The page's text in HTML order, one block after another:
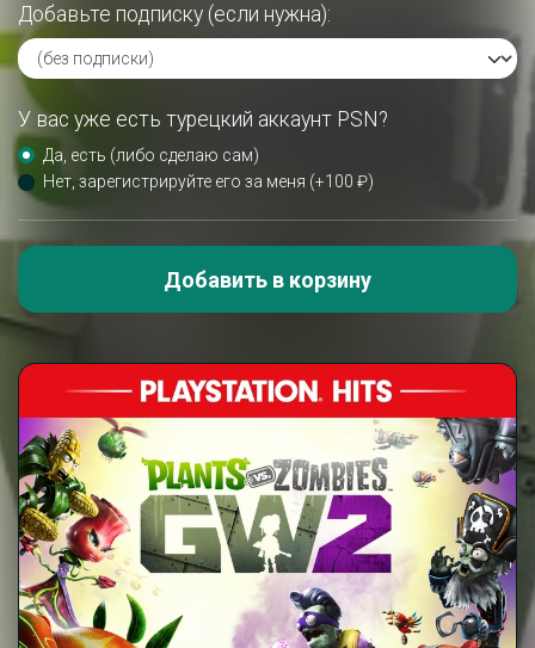
Добавьте подписку (если нужна):
У вас уже есть турецкий аккаунт PSN?
Да, есть (либо сделаю сам)
Нет, зарегистрируйте его за меня (+100 ₽)
Добавить в корзину